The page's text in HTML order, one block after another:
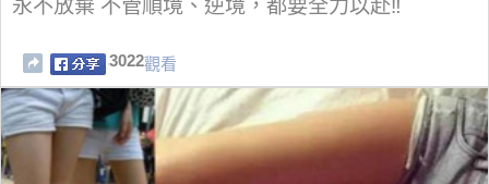
永不放棄 不管順境、逆境，都要全力以赴‼
3022觀看